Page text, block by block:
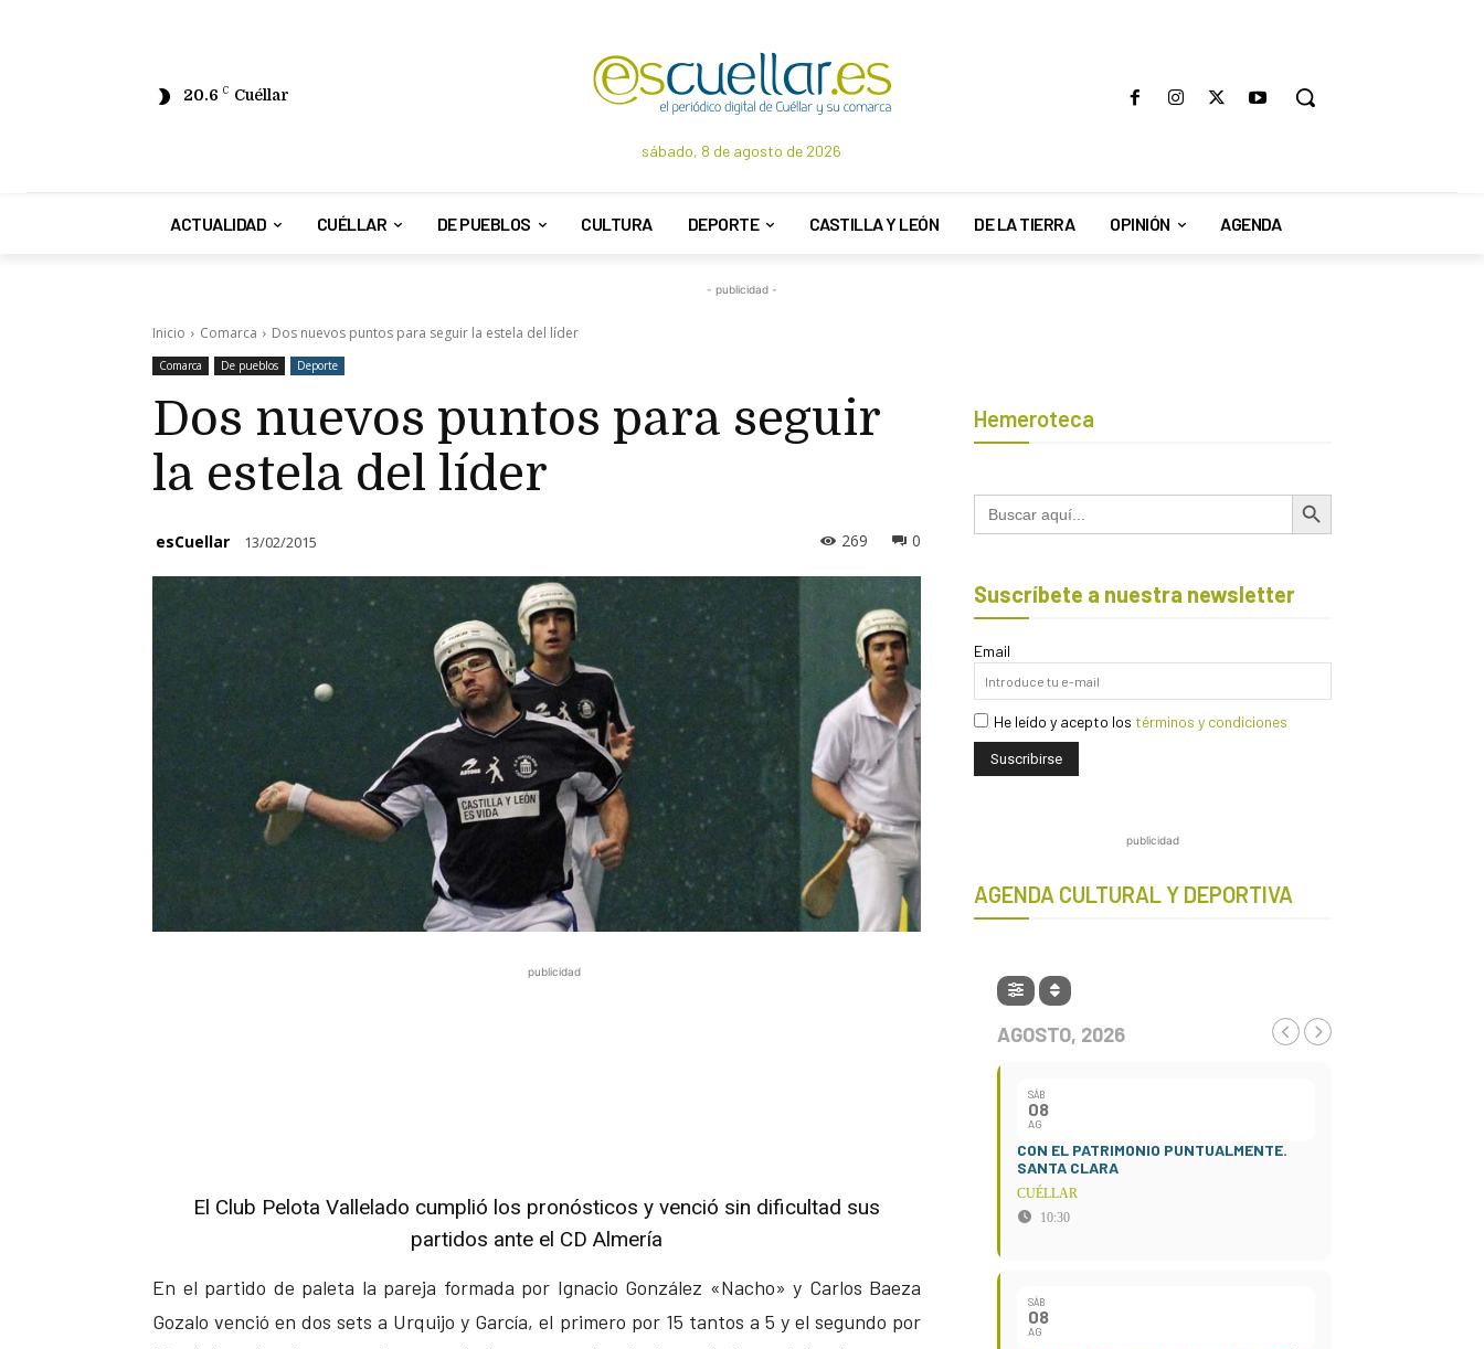
20.6 C Cuéllar
sábado, 8 de agosto de 2026
ACTUALIDAD CUÉLLAR DE PUEBLOS CULTURA DEPORTE CASTILLA Y LEÓN DE LA TIERRA OPINIÓN AGENDA
- publicidad -
Inicio Comarca Dos nuevos puntos para seguir la estela del líder
Comarca De pueblos Deporte
Dos nuevos puntos para seguir
la estela del líder
esCuellar 13/02/2015 0
269
publicidad
El Club Pelota Vallelado cumplió los pronósticos y venció sin dificultad sus
partidos ante el CD Almería
En el partido de paleta la pareja formada por Ignacio González «Nacho» y Carlos Baeza
Gozalo venció en dos sets a Urquijo y García, el primero por 15 tantos a 5 y el segundo por
Hemeroteca
Buscar: Botón de búsqueda
Suscríbete a nuestra newsletter
Email
He leído y acepto los términos y condiciones
publicidad
AGENDA CULTURAL Y DEPORTIVA
AGOSTO, 2026
SÁB
08
AG
CON EL PATRIMONIO PUNTUALMENTE.
SANTA CLARA
CUÉLLAR
10:30
SÁB
08
AG